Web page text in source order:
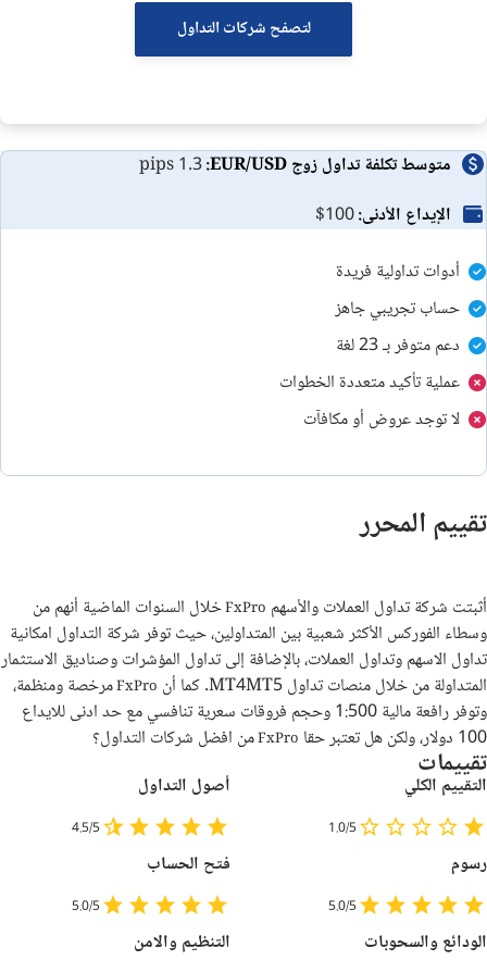
مُلخص
لتصفح شركات التداول
أدوات تداولية فريدة
حساب تجريبي جاهز
دعم متوفر بـ 23 لغة
عملية تأكيد متعددة الخطوات
لا توجد عروض أو مكافآت
متوسط تكلفة تداول زوج EUR/USD:
1.3 pips
الإيداع الأدنى:$100
تقييم المحرر
أثبتت شركة تداول العملات والأسهم FxProخلال السنوات الماضية أنهم من
وسطاء الفوركس الأكثر شعبية بين المتداولين، حيث توفر شركة التداول امكانية
تداول الاسهم وتداول العملات، بالإضافة إلى تداول المؤشرات وصناديق الاستثمار
المتداولة من خلال منصات تداول MT4MT5. كما أن
FxProمرخصة ومنظمة،
وتوفر رافعة مالية 1:500 وحجم فروقات سعرية تنافسي مع حد ادنى للايداع
100 دولار، ولكن هل تعتبر حقا
FxProمن افضل شركات التداول؟
تقييمات
التقييم الكلي
1.0/5
رسوم
5.0/5
الودائع والسحوبات
أصول التداول
4.5/5
فتح الحساب
5.0/5
التنظيم والامن